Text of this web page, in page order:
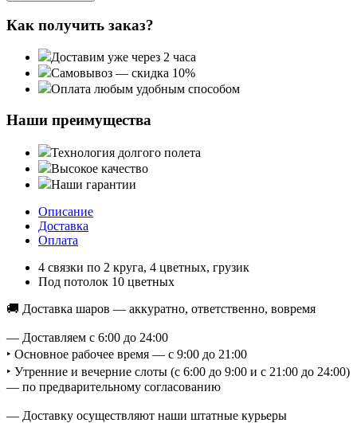
Как получить заказ?
Доставим уже через 2 часа
Самовывоз — скидка 10%
Оплата любым удобным способом
Наши преимущества
Технология долгого полета
Высокое качество
Наши гарантии
Описание
Доставка
Оплата
4 связки по 2 круга, 4 цветных, грузик
Под потолок 10 цветных
🚚 Доставка шаров — аккуратно, ответственно, вовремя
— Доставляем с 6:00 до 24:00
‣ Основное рабочее время — с 9:00 до 21:00
‣ Утренние и вечерние слоты (с 6:00 до 9:00 и с 21:00 до 24:00)
— по предварительному согласованию
— Доставку осуществляют наши штатные курьеры